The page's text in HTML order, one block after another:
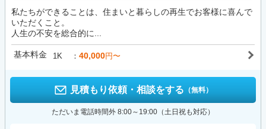
私たちができることは、住まいと暮らしの再生でお客様に喜んで
いただくこと。
人生の不安を総合的に...
基本料金 1K 40,000円〜
見積もり依頼・相談をする （無料）
ただいま電話時間外 8:00～19:00（土日祝も対応）